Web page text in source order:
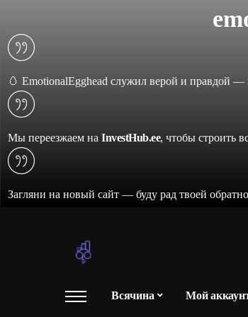
🥚 EmotionalEgghead служил верой и правдой
Мы переезжаем на InvestHub.ee, чтобы строить
Загляни на новый сайт — буду рад твоей
Всячина Мой